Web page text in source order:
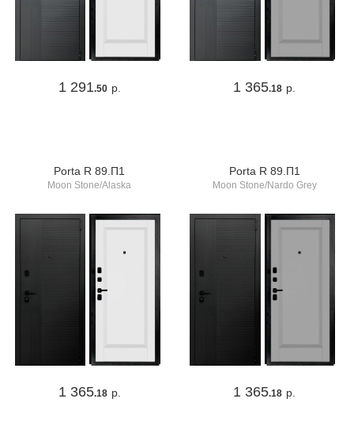
1 291.50 р. 1 365.18 р.
Porta R 89.П1
Moon Stone/Alaska
1 365.18 р.
Porta R 89.П1
Moon Stone/Nardo Grey
1 365.18 р.